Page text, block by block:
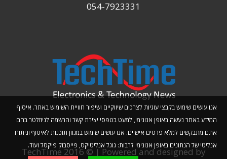
אנו עושים שימוש בקבצי עוגיות לצרכים שיווקיים ושיפור חוויית השימוש באתר. איסוף
המידע באתר נעשה באופן אנונימי, למעט בטפסי יצירת קשר והרשמה לניוזלטר בהם
אתם מתבקשים למלא פרטים אישיים. אנו עושים שימוש במגוון תוכנות לאיסוף וניתוח
אנליטי של הנתונים באופן אנונימי לרבות: גוגל אנליטיקס, פייסבוק פיקסל ועוד.
054-7923331
TechTime 2016 © | Powered and designed by